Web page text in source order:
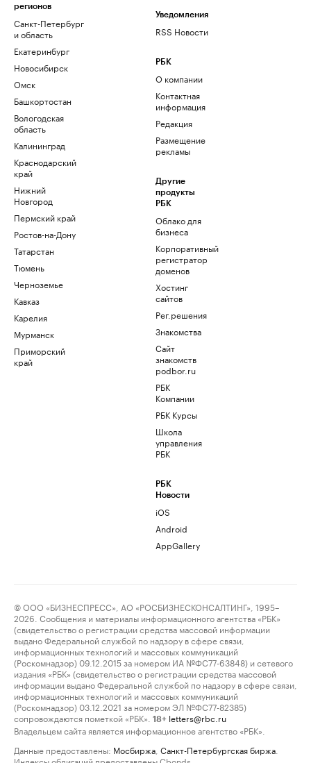
регионов
Санкт-Петербург
и область
Екатеринбург
Новосибирск
Омск
Башкортостан
Вологодская
область
Калининград
Краснодарский
край
Нижний
Новгород
Пермский край
Ростов-на-Дону
Татарстан
Тюмень
Черноземье
Кавказ
Карелия
Мурманск
Приморский
край
Уведомления
RSS Новости
РБК
О компании
Контактная
информация
Редакция
Размещение
рекламы
Другие
продукты
РБК
Облако для
бизнеса
Корпоративный
регистратор
доменов
Хостинг
сайтов
Рег.решения
Знакомства
Сайт
знакомств
podbor.ru
РБК
Компании
РБК Курсы
Школа
управления
РБК
РБК
Новости
iOS
Android
AppGallery
© ООО «БИЗНЕСПРЕСС», АО «РОСБИЗНЕСКОНСАЛТИНГ», 1995–
2026. Сообщения и материалы информационного агентства «РБК»
(свидетельство о регистрации средства массовой информации
выдано Федеральной службой по надзору в сфере связи,
информационных технологий и массовых коммуникаций
(Роскомнадзор) 09.12.2015 за номером ИА №ФС77-63848) и сетевого
издания «РБК» (свидетельство о регистрации средства массовой
информации выдано Федеральной службой по надзору в сфере связи,
информационных технологий и массовых коммуникаций
(Роскомнадзор) 03.12.2021 за номером ЭЛ №ФС77-82385)
сопровождаются пометкой «РБК».
18+ letters@rbc.ru
Владельцем сайта является информационное агентство «РБК».
Данные предоставлены: Мосбиржа Санкт-Петербургская биржа